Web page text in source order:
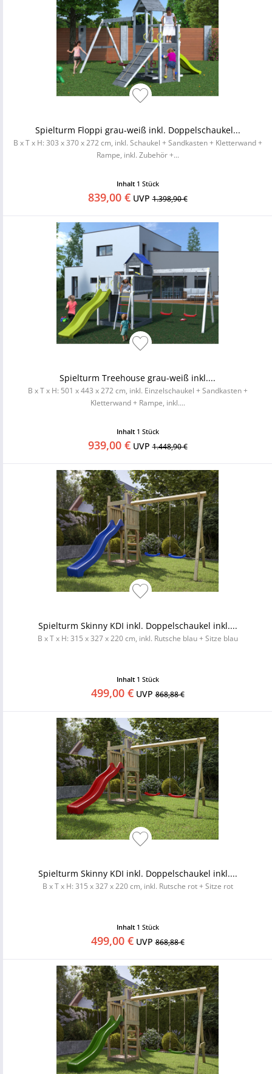
Spielturm Floppi grau-weiß inkl. Doppelschaukel...
B x T x H: 303 x 370 x 272 cm, inkl. Schaukel + Sandkasten + Kletterwand +
Rampe, inkl. Zubehör +...
Inhalt 1 Stück
839,00 €UVP1.398,90 €
Spielturm Treehouse grau-weiß inkl....
B x T x H: 501 x 443 x 272 cm, inkl. Einzelschaukel + Sandkasten +
Kletterwand + Rampe, inkl....
Inhalt 1 Stück
939,00 €UVP1.448,90 €
Spielturm Skinny KDI inkl. Doppelschaukel inkl....
B x T x H: 315 x 327 x 220 cm, inkl. Rutsche blau + Sitze blau
Inhalt 1 Stück
499,00 €UVP868,88 €
Spielturm Skinny KDI inkl. Doppelschaukel inkl....
B x T x H: 315 x 327 x 220 cm, inkl. Rutsche rot + Sitze rot
Inhalt 1 Stück
499,00 €UVP868,88 €